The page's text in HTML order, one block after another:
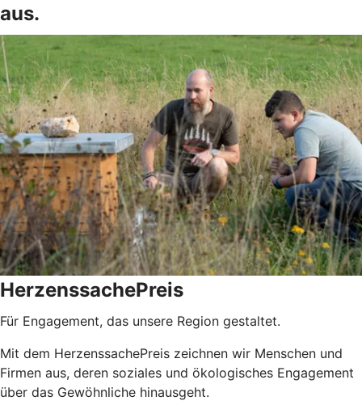
aus.
HerzenssachePreis
Für Engagement, das unsere Region gestaltet.
Mit dem HerzenssachePreis zeichnen wir Menschen und
Firmen aus, deren soziales und ökologisches Engagement
über das Gewöhnliche hinausgeht.